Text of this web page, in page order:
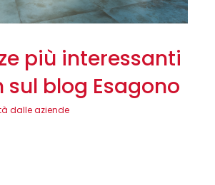
più interessanti
sul blog Esagono
dalle aziende